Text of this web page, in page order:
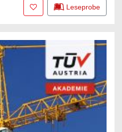
Zur Merkliste hinzufügen
Leseprobe